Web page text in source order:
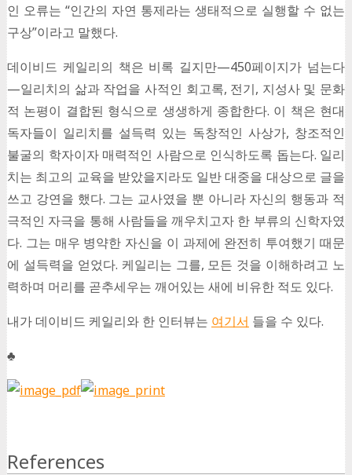
인 오류는 “인간의 자연 통제라는 생태적으로 실행할 수 없는
구상”이라고 말했다.
데이비드 케일리의 책은 비록 길지만—450페이지가 넘는다
—일리치의 삶과 작업을 사적인 회고록, 전기, 지성사 및 문화
적 논평이 결합된 형식으로 생생하게 종합한다. 이 책은 현대
독자들이 일리치를 설득력 있는 독창적인 사상가, 창조적인
불굴의 학자이자 매력적인 사람으로 인식하도록 돕는다. 일리
치는 최고의 교육을 받았을지라도 일반 대중을 대상으로 글을
쓰고 강연을 했다. 그는 교사였을 뿐 아니라 자신의 행동과 적
극적인 자극을 통해 사람들을 깨우치고자 한 부류의 신학자였
다. 그는 매우 병약한 자신을 이 과제에 완전히 투여했기 때문
에 설득력을 얻었다. 케일리는 그를, 모든 것을 이해하려고 노
력하며 머리를 곧추세우는 깨어있는 새에 비유한 적도 있다.
내가 데이비드 케일리와 한 인터뷰는 여기서 들을 수 있다.
♣
References